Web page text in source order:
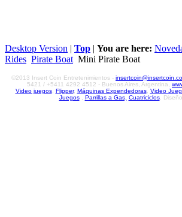
Desktop Version | Top | You are here:
Rides Pirate Boat Mini Pirate Boat
©2013 Insert Coin Entretenimientos -
5421 / +5411 4292 4512 - Buenos Aires, Argentina,
Video juegos, Flipper, Máquinas Expendedoras, Video
Juegos, Parrillas a Gas, Cuatriciclos.